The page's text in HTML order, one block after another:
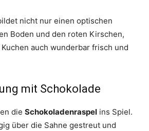
nicht nur einen optischen
Boden und den roten Kirschen,
auch wunderbar frisch und
mit Schokolade
die Schokoladenraspel ins Spiel.
über die Sahne gestreut und